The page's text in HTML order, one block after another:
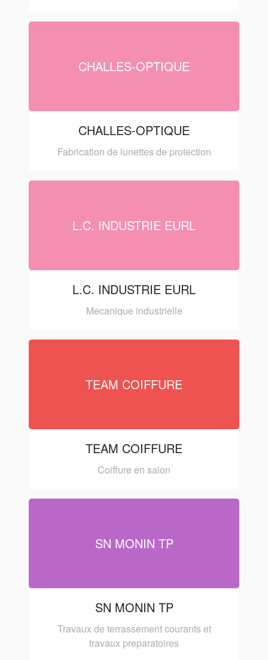
CHALLES-OPTIQUE
CHALLES-OPTIQUE
Fabrication de lunettes de protection
L.C. INDUSTRIE EURL
L.C. INDUSTRIE EURL
Mecanique industrielle
TEAM COIFFURE
TEAM COIFFURE
Coiffure en salon
SN MONIN TP
SN MONIN TP
Travaux de terrassement courants et
travaux preparatoires